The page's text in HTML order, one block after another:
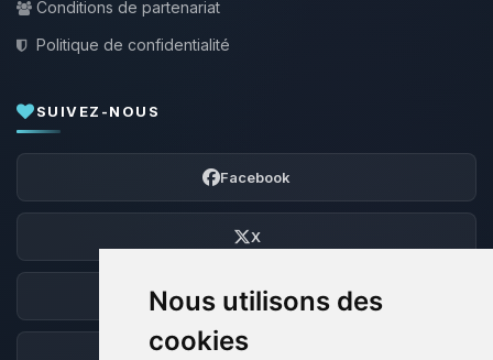
Nous utilisons des
cookies
Conditions de partenariat
Politique de confidentialité
SUIVEZ-NOUS
Facebook
X
Discord
Forum